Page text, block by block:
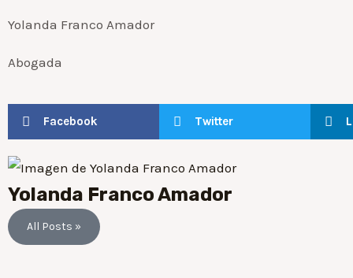
Yolanda Franco Amador
Abogada
Facebook Twitter
Yolanda Franco Amador
All Posts »